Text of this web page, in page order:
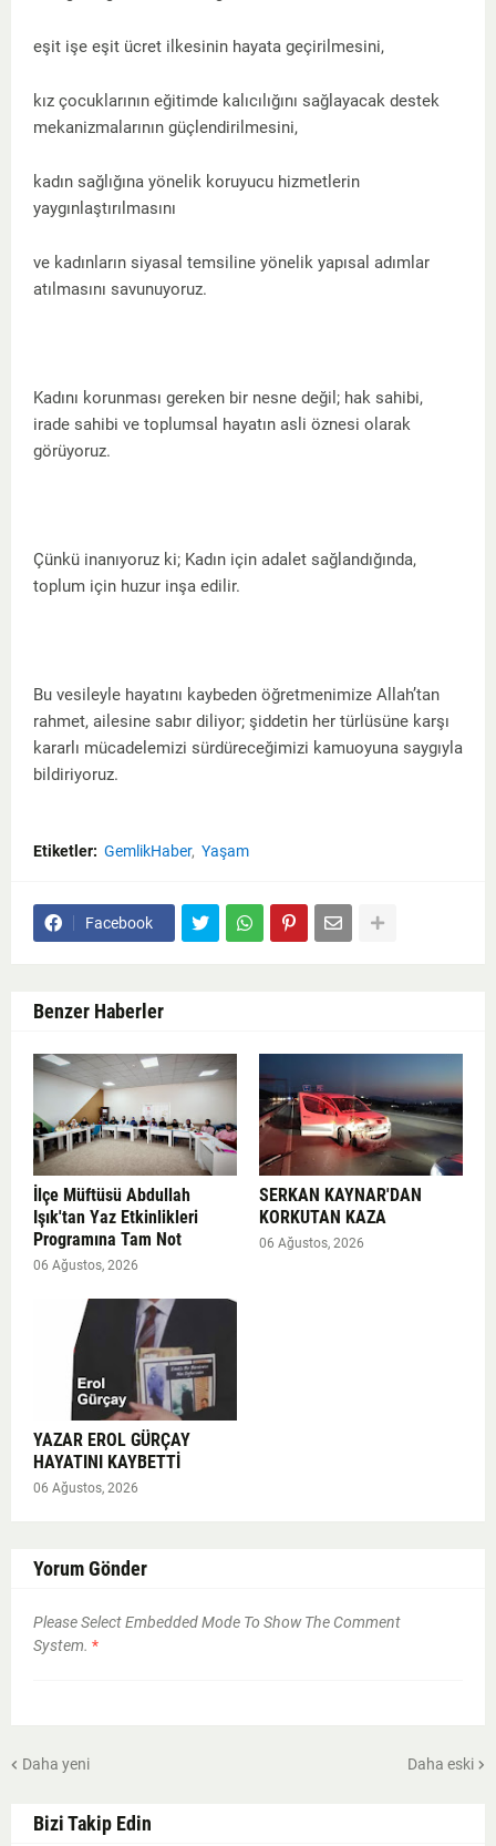
eşit işe eşit ücret ilkesinin hayata geçirilmesini,
kız çocuklarının eğitimde kalıcılığını sağlayacak destek
mekanizmalarının güçlendirilmesini,
kadın sağlığına yönelik koruyucu hizmetlerin
yaygınlaştırılmasını
ve kadınların siyasal temsiline yönelik yapısal adımlar
atılmasını savunuyoruz.
Kadını korunması gereken bir nesne değil; hak sahibi,
irade sahibi ve toplumsal hayatın asli öznesi olarak
görüyoruz.
Çünkü inanıyoruz ki; Kadın için adalet sağlandığında,
toplum için huzur inşa edilir.
Bu vesileyle hayatını kaybeden öğretmenimize Allah’tan
rahmet, ailesine sabır diliyor; şiddetin her türlüsüne karşı
kararlı mücadelemizi sürdüreceğimizi kamuoyuna saygıyla
bildiriyoruz.
Etiketler: GemlikHaber Yaşam
Facebook
Benzer Haberler
İlçe Müftüsü Abdullah
Işık'tan Yaz Etkinlikleri
Programına Tam Not
06 Ağustos, 2026
SERKAN KAYNAR'DAN
KORKUTAN KAZA
06 Ağustos, 2026
YAZAR EROL GÜRÇAY
HAYATINI KAYBETTİ
06 Ağustos, 2026
Yorum Gönder
Please Select Embedded Mode To Show The Comment
System. *
Daha yeni Daha eski
Bizi Takip Edin